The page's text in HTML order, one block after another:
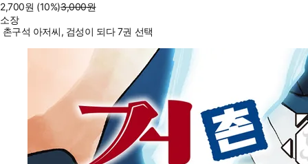
2,700원 (10%)3,000원
소장
촌구석 아저씨, 검성이 되다 7권 선택